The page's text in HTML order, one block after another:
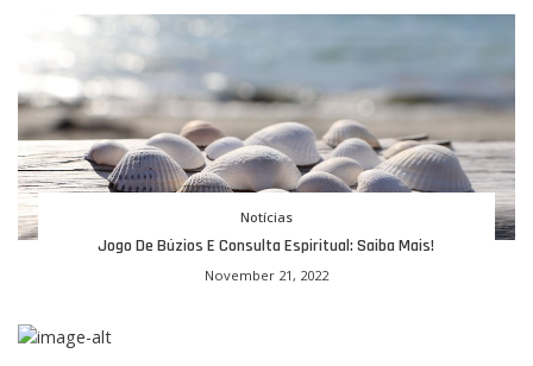
Notícias
Jogo De Búzios E Consulta Espiritual: Saiba Mais!
November 21, 2022